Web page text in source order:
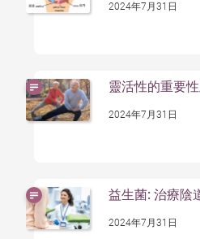
2024年7月31日
靈活性的重要
2024年7月31日
益生菌: 治療陰
2024年7月31日